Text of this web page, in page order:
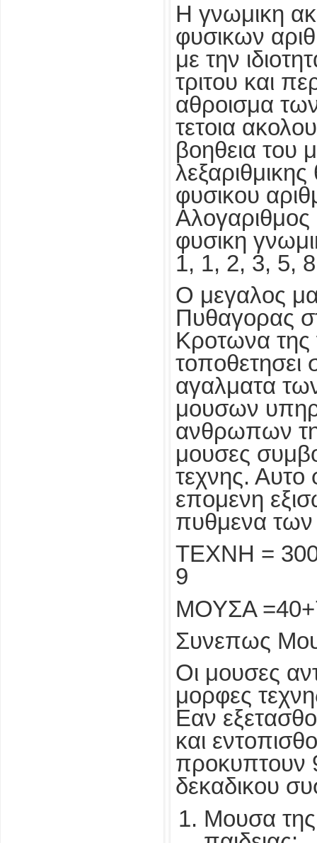
Η γνωμικη
φυσικων
με την
τριτου και
αθροισμα
τετοια
βοηθεια του
φυσικου
Αλογαριθμος
φυσικη
1, 1, 2, 3, 5,
Ο μεγαλος
Πυθαγορας
Κροτωνα της
τοποθετησει
αγαλματα
μουσων
ανθρωπων
μουσες
τεχνης. Αυτο
επομενη
πυθμενα των
ΤΕΧΝΗ =
9
ΜΟΥΣΑ
Συνεπως
Οι μουσες
μορφες
Εαν
και
προκυπτουν
δεκαδικου
Μουσα της